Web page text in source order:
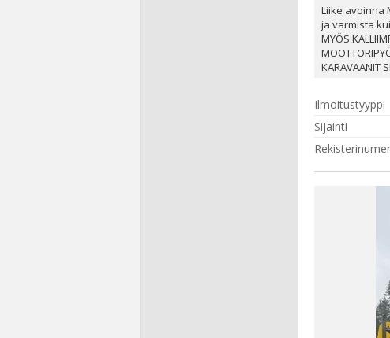
Liike avoinna
ja varmista
MYÖS
KARAVAANIT
Ilmoitustyyppi
Sijainti